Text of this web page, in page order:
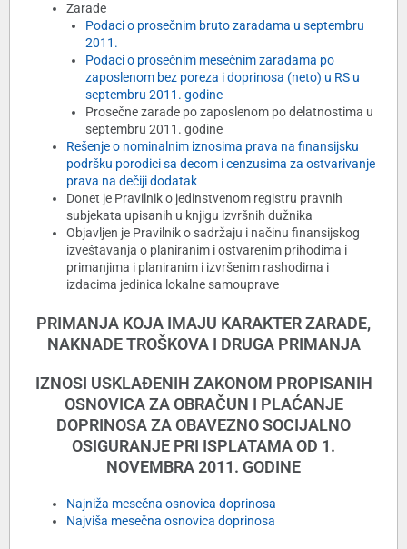
Zarade
Podaci o prosečnim bruto zaradama u septembru
2011.
Podaci o prosečnim mesečnim zaradama po
zaposlenom bez poreza i doprinosa (neto) u RS u
septembru 2011. godine
Prosečne zarade po zaposlenom po delatnostima u
septembru 2011. godine
Rešenje o nominalnim iznosima prava na finansijsku
podršku porodici sa decom i cenzusima za ostvarivanje
prava na dečiji dodatak
Donet je Pravilnik o jedinstvenom registru pravnih
subjekata upisanih u knjigu izvršnih dužnika
Objavljen je Pravilnik o sadržaju i načinu finansijskog
izveštavanja o planiranim i ostvarenim prihodima i
primanjima i planiranim i izvršenim rashodima i
izdacima jedinica lokalne samouprave
PRIMANJA KOJA IMAJU KARAKTER ZARADE,
NAKNADE TROŠKOVA I DRUGA PRIMANJA
IZNOSI USKLAĐENIH ZAKONOM PROPISANIH
OSNOVICA ZA OBRAČUN I PLAĆANJE
DOPRINOSA ZA OBAVEZNO SOCIJALNO
OSIGURANJE PRI ISPLATAMA OD 1.
NOVEMBRA 2011. GODINE
Najniža mesečna osnovica doprinosa
Najviša mesečna osnovica doprinosa